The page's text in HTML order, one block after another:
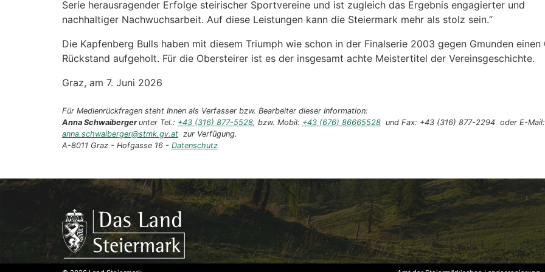
Serie herausragender Erfolge steirischer Sportvereine und ist zugleich das Ergebnis engagierter und
nachhaltiger Nachwuchsarbeit. Auf diese Leistungen kann die Steiermark mehr als stolz sein.“
Die Kapfenberg Bulls haben mit diesem Triumph wie schon in der Finalserie 2003 gegen Gmunden einen
Rückstand aufgeholt. Für die Obersteirer ist es der insgesamt achte Meistertitel der Vereinsgeschichte.
Graz, am 7. Juni 2026
Für Medienrückfragen steht Ihnen als Verfasser bzw. Bearbeiter dieser Information:
Anna Schwaibergerunter Tel.: +43 (316) 877-5528, bzw. Mobil: +43 (676) 86665528 und Fax: +43 (316) 877-2294 oder E-Mail:
anna.schwaiberger@stmk.gv.at zur Verfügung.
A-8011 Graz - Hofgasse 16 - Datenschutz